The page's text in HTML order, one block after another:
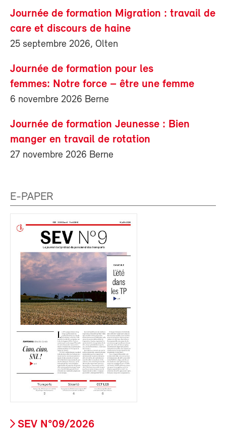
Journée de formation Migration : travail de
care et discours de haine
25 septembre 2026, Olten
Journée de formation pour les
femmes: Notre force – être une femme
6 novembre 2026 Berne
Journée de formation Jeunesse : Bien
manger en travail de rotation
27 novembre 2026 Berne
E-PAPER
SEV N°09/2026